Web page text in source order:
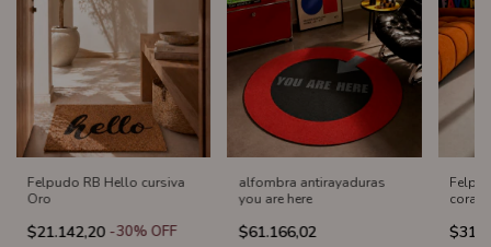
Felpudo RB Hello cursiva
Oro
$21.142,20 -30% OFF
alfombra antirayaduras
you are here
$61.166,02